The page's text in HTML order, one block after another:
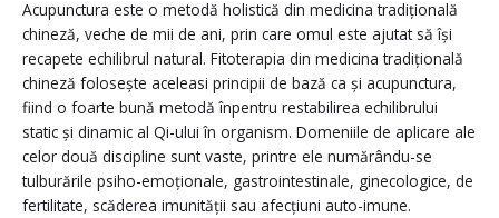
Acupunctura este o metodă holistică din medicina tradițională
chineză, veche de mii de ani, prin care omul este ajutat să își
recapete echilibrul natural. Fitoterapia din medicina tradițională
chineză folosește aceleasi principii de bază ca și acupunctura,
fiind o foarte bună metodă înpentru restabilirea echilibrului
static și dinamic al Qi-ului în organism. Domeniile de aplicare ale
celor două discipline sunt vaste, printre ele numărându-se
tulburările psiho-emoționale, gastrointestinale, ginecologice, de
fertilitate, scăderea imunității sau afecțiuni auto-imune.